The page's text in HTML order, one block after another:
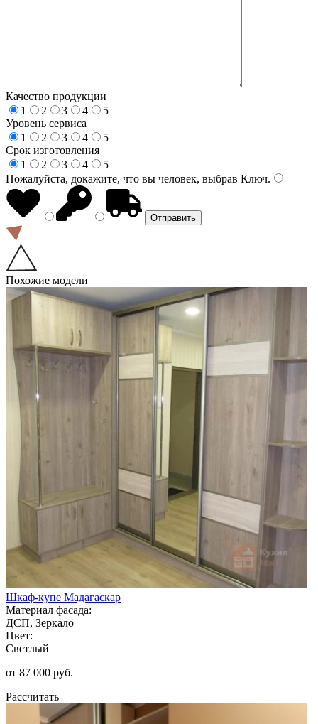
Качество продукции
1
2 3 4
5
Уровень сервиса
1
2 3 4
5
Срок изготовления
1
2 3 4
5
Пожалуйста, докажите, что вы человек, выбрав Ключ.
Похожие модели
Шкаф-купе Мадагаскар
Материал фасада:
ДСП, Зеркало
Цвет:
Светлый
от 87 000 руб.
Рассчитать